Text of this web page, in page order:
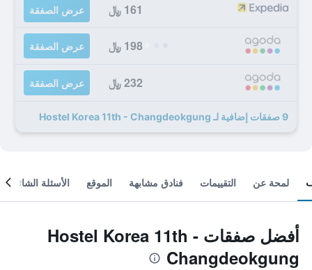
161 ﷼ عرض الصفقة
198 ﷼ عرض الصفقة
232 ﷼ عرض الصفقة
9 صفقات إضافية لـ Hostel Korea 11th - Changdeokgung
لمحة عن التقييمات فنادق مشابهة الموقع الأسئلة الشائعة
أفضل صفقات Hostel Korea 11th -
Changdeokgung